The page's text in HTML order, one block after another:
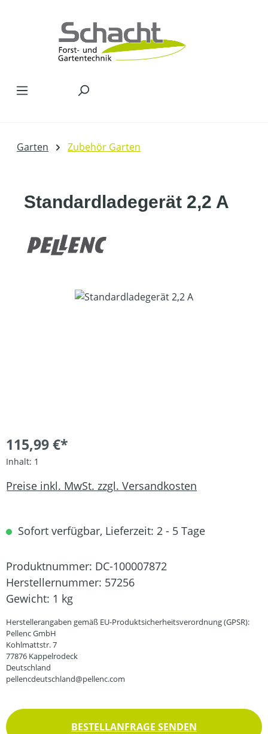
Garten Zubehör Garten
Standardladegerät 2,2 A
Bildergalerie überspringen
115,99 €*
Inhalt: 1
Preise inkl. MwSt. zzgl. Versandkosten
Sofort verfügbar, Lieferzeit: 2 - 5 Tage
Produktnummer: DC-100007872
Herstellernummer: 57256
Gewicht: 1 kg
Herstellerangaben gemäß EU-Produktsicherheitsverordnung (GPSR):
Pellenc GmbH
Kohlmattstr. 7
77876 Kappelrodeck
Deutschland
pellencdeutschland@pellenc.com
BESTELLANFRAGE SENDEN